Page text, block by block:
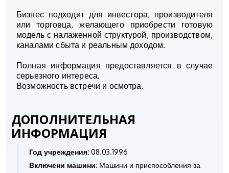
Бизнес подходит для инвестора, производителя
или торговца, желающего приобрести готовую
модель с налаженной структурой, производством,
каналами сбыта и реальным доходом.
Полная информация предоставляется в случае
серьезного интереса.
Возможность встречи и осмотра.
ДОПОЛНИТЕЛЬНАЯ
ИНФОРМАЦИЯ
Год учреждения: 08.03.1996
Включени машини: Машини и приспособления за